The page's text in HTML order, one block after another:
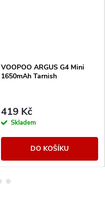
VOOPOO ARGUS G4 Mini
1650mAh Tarnish
419 Kč
Skladem
DO KOŠÍKU